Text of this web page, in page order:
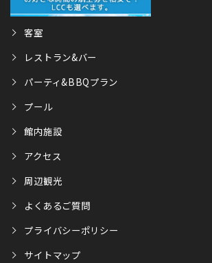
客室
レストラン&バー
パーティ&BBQプラン
プール
館内施設
アクセス
周辺観光
よくあるご質問
プライバシーポリシー
サイトマップ